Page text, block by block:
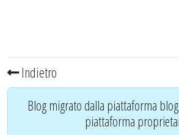
Indietro
Blog migrato dalla piattaforma
piattaforma